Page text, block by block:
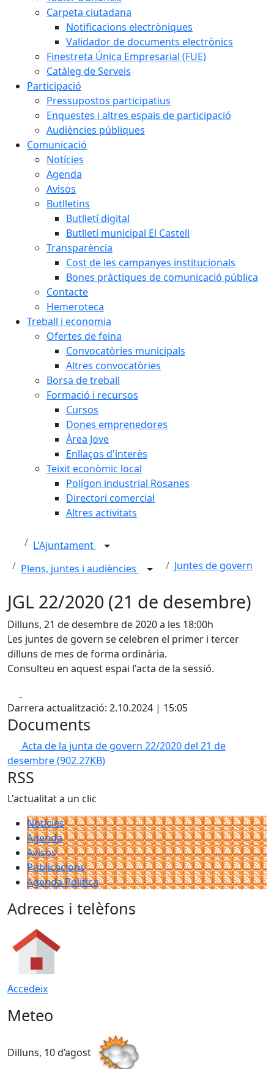
Carpeta ciutadana
Notificacions electròniques
Validador de documents electrònics
Finestreta Única Empresarial (FUE)
Catàleg de Serveis
Participació
Pressupostos participatius
Enquestes i altres espais de participació
Audiències públiques
Comunicació
Notícies
Agenda
Avisos
Butlletins
Butlletí digital
Butlletí municipal El Castell
Transparència
Cost de les campanyes institucionals
Bones pràctiques de comunicació pública
Contacte
Hemeroteca
Treball i economia
Ofertes de feina
Convocatòries municipals
Altres convocatòries
Borsa de treball
Formació i recursos
Cursos
Dones emprenedores
Àrea Jove
Enllaços d'interès
Teixit econòmic local
Polígon industrial Rosanes
Directori comercial
Altres activitats
L'Ajuntament
Plens, juntes i audiències
Juntes de govern
JGL 22/2020 (21 de desembre)
Dilluns, 21 de desembre de 2020 a les 18:00h
Les juntes de govern se celebren el primer i tercer
dilluns de mes de forma ordinària.
Consulteu en aquest espai l'acta de la sessió.
Darrera actualització: 2.10.2024 | 15:05
Documents
Acta de la junta de govern 22/2020 del 21 de
desembre(902.27KB)
RSS
L'actualitat a un clic
Notícies
Agenda
Avisos
Publicacions
Agenda Política
Adreces i telèfons
Accedeix
Meteo
Dilluns, 10 d’agost